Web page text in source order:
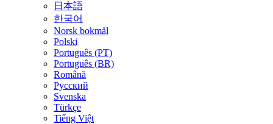
日本語
한국어
Norsk bokmål
Polski
Português (PT)
Português (BR)
Română
Русский
Svenska
Türkçe
Tiếng Việt